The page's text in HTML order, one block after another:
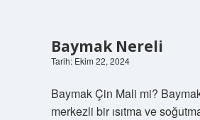
Baymak Nereli
Tarih: Ekim 22, 2024
Baymak Çin Mali mi?
merkezli bir ısıtma ve